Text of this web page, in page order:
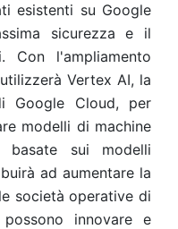
esistenti su Google
sicurezza e il
Con l'ampliamento
Vertex AI, la
Google Cloud, per
modelli di machine
basate sui modelli
ad aumentare la
società operative di
innovare e